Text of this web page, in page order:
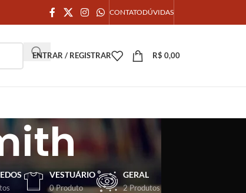
CONTATODÚVIDAS
ENTRAR / REGISTRAR R$ 0,00
VESTUÁRIO
0 Produto
GERAL
2 Produtos